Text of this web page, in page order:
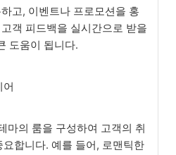
고, 이벤트나 프로모션을 홍
객 피드백을 실시간으로 받을
도움이 됩니다.
어
마의 룸을 구성하여 고객의 취
합니다. 예를 들어, 로맨틱한